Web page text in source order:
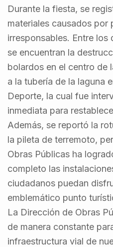
Durante la fiesta, se
materiales causados por
irresponsables. Entre
se encuentran la
bolardos en el centro de
a la tubería de la laguna
Deporte, la cual fue
inmediata para
Además, se reportó la
la pileta de terremoto,
Obras Públicas ha
completo las
ciudadanos puedan
emblemático punto
La Dirección de Obras
de manera constante
infraestructura vial de